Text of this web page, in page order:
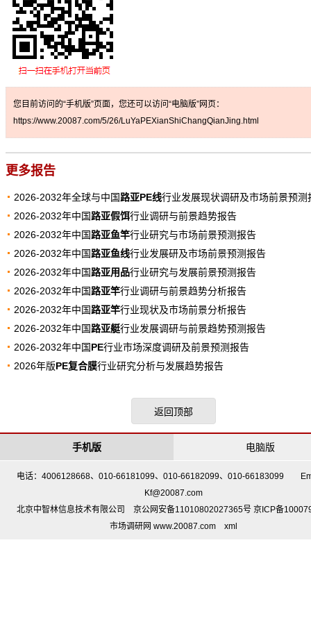
您目前访问的“手机版”页面，您还可以访问“电脑版”网页：
https://www.20087.com/5/26/LuYaPEXianShiChangQianJing.html
更多报告
2026-2032年全球与中国路亚PE线行业发展现状调研及市场前景预测
2026-2032年中国路亚假饵行业调研与前景趋势报告
2026-2032年中国路亚鱼竿行业研究与市场前景预测报告
2026-2032年中国路亚鱼线行业发展研及市场前景预测报告
2026-2032年中国路亚用品行业研究与发展前景预测报告
2026-2032年中国路亚竿行业调研与前景趋势分析报告
2026-2032年中国路亚竿行业现状及市场前景分析报告
2026-2032年中国路亚艇行业发展调研与前景趋势预测报告
2026-2032年中国PE行业市场深度调研及前景预测报告
2026年版PE复合膜行业研究分析与发展趋势报告
返回顶部
电脑版
手机版
电话：4006128668、010-66181099、010-66182099、010-66183099
Kf@20087.com
北京中智林信息技术有限公司 京公网安备11010802027365号 京ICP备
市场调研网 www.20087.com
xml